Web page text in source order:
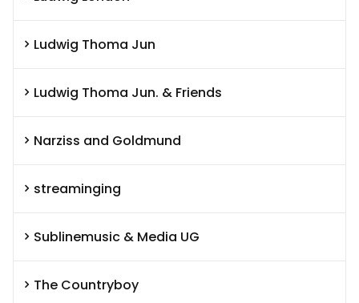
Ludwig Thoma Jun
Ludwig Thoma Jun. & Friends
Narziss and Goldmund
streaminging
Sublinemusic & Media UG
The Countryboy